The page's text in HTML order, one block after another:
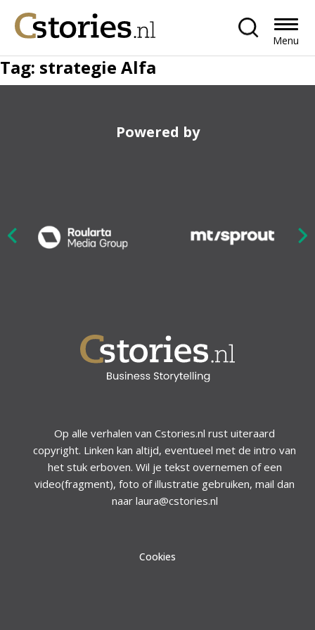
Menu
Tag: strategie Alfa
Powered by
Op alle verhalen van Cstories.nl rust uiteraard
copyright. Linken kan altijd, eventueel met de intro van
het stuk erboven. Wil je tekst overnemen of een
video(fragment), foto of illustratie gebruiken, mail dan
naar laura@cstories.nl
Cookies